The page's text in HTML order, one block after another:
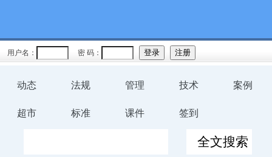
用户名： 密 码：
动态 法规 管理 技术 案例
超市 标准 课件 签到